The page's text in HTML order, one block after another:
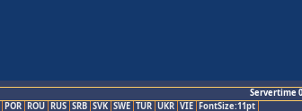
Servertime
POR ROU RUS SRB SVK SWE TUR UKR VIE FontSize:11pt